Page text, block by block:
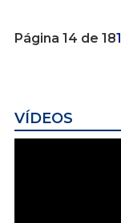
Página 14 de 181
VÍDEOS